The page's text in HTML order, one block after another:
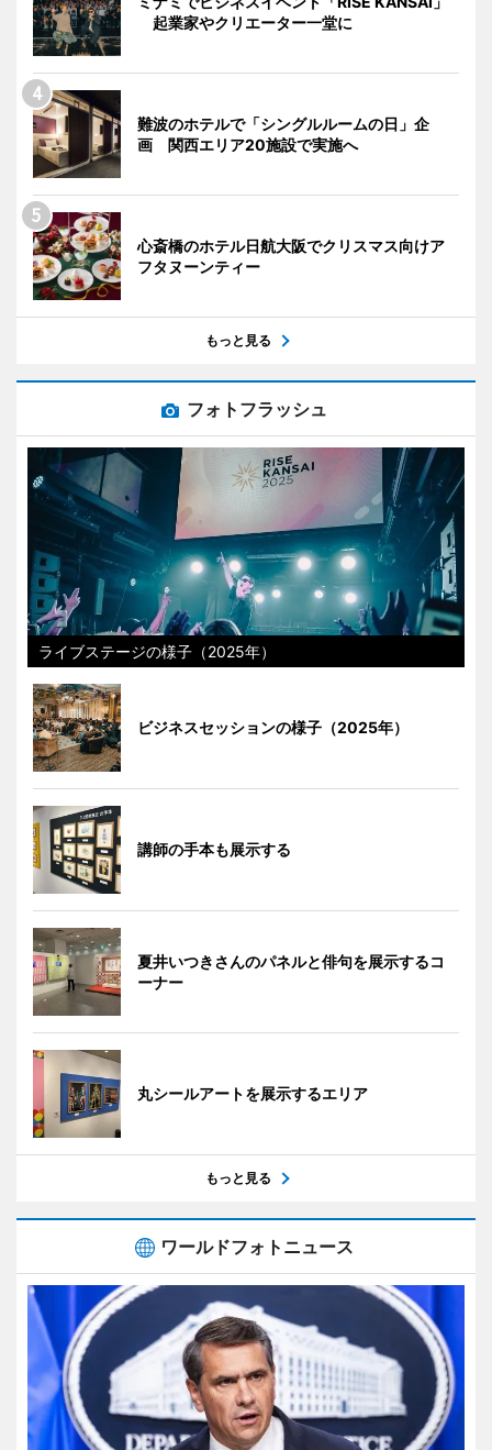
起業家やクリエーター一堂に
難波のホテルで「シングルルームの日」企
画 関西エリア20施設で実施へ
心斎橋のホテル日航大阪でクリスマス向けア
フタヌーンティー
もっと見る
フォトフラッシュ
ライブステージの様子（2025年）
ビジネスセッションの様子（2025年）
講師の手本も展示する
夏井いつきさんのパネルと俳句を展示するコ
ーナー
丸シールアートを展示するエリア
もっと見る
ワールドフォトニュース